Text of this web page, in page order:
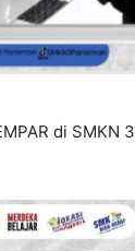
di SMKN 3